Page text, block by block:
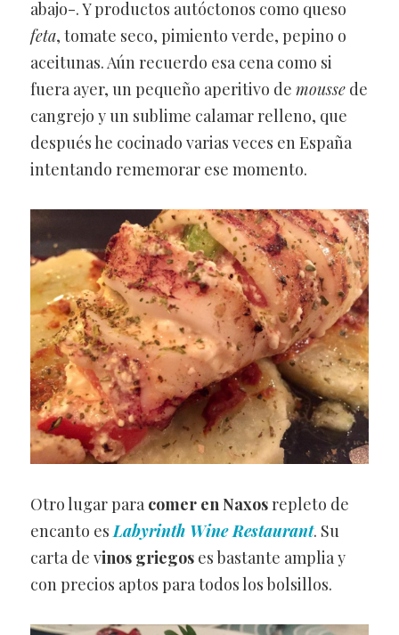
abajo-. Y productos autóctonos como queso
feta, tomate seco, pimiento verde, pepino o
aceitunas. Aún recuerdo esa cena como si
fuera ayer, un pequeño aperitivo de moussede
cangrejo y un sublime calamar relleno, que
después he cocinado varias veces en España
intentando rememorar ese momento.
Otro lugar para comer en Naxosrepleto de
encanto esLabyrinth Wine Restaurant. Su
carta de vinos griegoses bastante amplia y
con precios aptos para todos los bolsillos.